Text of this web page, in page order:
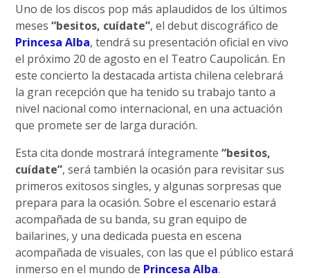
Uno de los discos pop más aplaudidos de los últimos
meses“besitos, cuídate”, el debut discográfico de
Princesa Alba, tendrá su presentación oficial en vivo
el próximo 20 de agosto en el Teatro Caupolicán. En
este concierto la destacada artista chilena celebrará
la gran recepción que ha tenido su trabajo tanto a
nivel nacional como internacional, en una actuación
que promete ser de larga duración.
Esta cita donde mostrará íntegramente“besitos,
cuídate”, será también la ocasión para revisitar sus
primeros exitosos singles, y algunas sorpresas que
prepara para la ocasión. Sobre el escenario estará
acompañada de su banda, su gran equipo de
bailarines, y una dedicada puesta en escena
acompañada de visuales, con las que el público estará
inmerso en el mundo de Princesa Alba.